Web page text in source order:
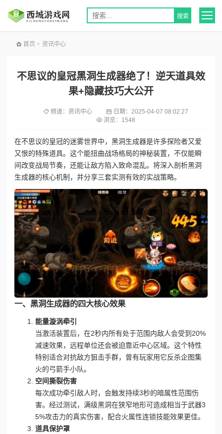
首页 > 资讯中心
不思议的皇冠黑洞生成器绝了！逆天道具效
果+隐藏技巧大公开
频道： 资讯中心 日期： 2025-04-07 08:02:27
浏览：1548
在不思议的皇冠的迷雾世界中，黑洞生成器是许多探险者又爱
又恨的特殊道具。这个能扭曲战场格局的神秘装置，不仅能瞬
间改变战局节奏，还能让敌方陷入致命混乱。将深入剖析黑洞
生成器的核心机制，并分享三套实测有效的实战策略。
一、黑洞生成器的四大核心效果
能量漩涡牵引
当激活装置后，在2秒内所有处于范围内敌人会受到20%
减速效果，远程单位还会被迫靠近中心区域。这个特性
特别适合对抗敌方狙击手群，曾有玩家用它反杀企图集
火的弓箭手小队。
空间撕裂伤害
每次成功牵引敌人时，会触发持续3秒的暗属性范围伤
害。经过测试，满级黑洞在狭窄地形可造成相当于武器3
5%攻击力的真实伤害，配合火属性连锁技能效果更佳。
道具保护罩